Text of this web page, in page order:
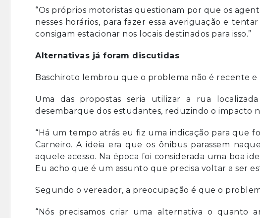
“Os próprios motoristas questionam por que os
nesses horários, para fazer essa averiguação e
consigam estacionar nos locais destinados para isso.”
Alternativas já foram discutidas
Baschiroto lembrou que o problema não é recente
Uma das propostas seria utilizar a rua
desembarque dos estudantes, reduzindo o impacto
“Há um tempo atrás eu fiz uma indicação para que
Carneiro. A ideia era que os ônibus parassem
aquele acesso. Na época foi considerada uma boa
Eu acho que é um assunto que precisa voltar a ser
Segundo o vereador, a preocupação é que o
“Nós precisamos criar uma alternativa o quanto